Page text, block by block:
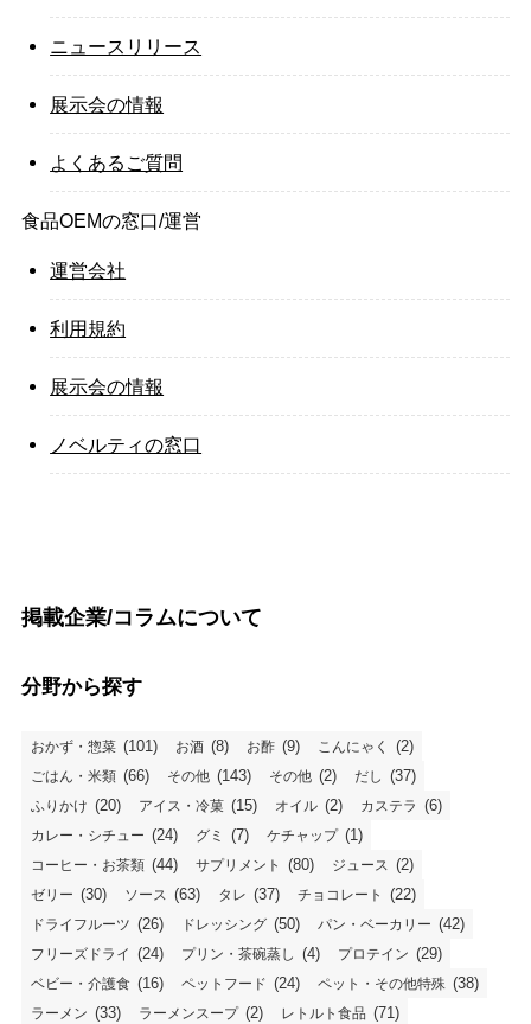
ニュースリリース
展示会の情報
よくあるご質問
食品OEMの窓口/運営
運営会社
利用規約
展示会の情報
ノベルティの窓口
掲載企業/コラムについて
分野から探す
おかず・惣菜 (101) お酒 (8) お酢 (9) こんにゃく (2)
ごはん・米類 (66) その他 (143) その他 (2) だし (37)
ふりかけ (20) アイス・冷菓 (15) オイル (2) カステラ (6)
カレー・シチュー (24) グミ (7) ケチャップ (1)
コーヒー・お茶類 (44) サプリメント (80) ジュース (2)
ゼリー (30) ソース (63) タレ (37) チョコレート (22)
ドライフルーツ (26) ドレッシング (50) パン・ベーカリー (42)
フリーズドライ (24) プリン・茶碗蒸し (4) プロテイン (29)
ベビー・介護食 (16) ペットフード (24) ペット・その他特殊 (38)
ラーメン (33) ラーメンスープ (2) レトルト食品 (71)